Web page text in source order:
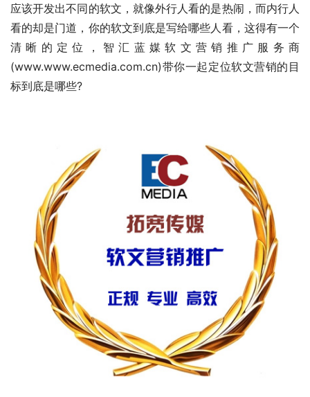
应该开发出不同的软文，就像外行人看的是热闹，而内行人
看的却是门道，你的软文到底是写给哪些人看，这得有一个
清晰的定位，智汇蓝媒软文营销推广服务商
(www.www.ecmedia.com.cn)带你一起定位软文营销的目
标到底是哪些?